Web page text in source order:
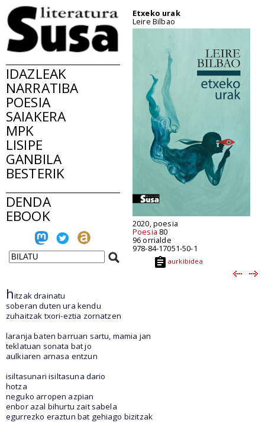
IDAZLEAK
NARRATIBA
POESIA
SAIAKERA
MPK
LISIPE
GANBILA
BESTERIK
DENDA
EBOOK
Etxeko urak
Leire Bilbao
2020, poesia
Poesia 80
96 orrialde
978-84-17051-50-1
aurkibidea
hitzak drainatu
soberan duten ura kendu
zuhaitzak txori-eztia zornatzen
laranja baten barruan sartu, mamia jan
teklatuan sonata bat jo
aulkiaren arnasa entzun
isiltasunari isiltasuna dario
hotza
neguko arropen azpian
enbor azal bihurtu zait sabela
egurrezko eraztun bat gehiago bizitzak